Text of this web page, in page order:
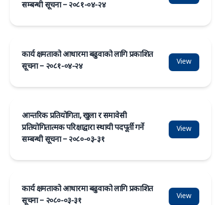
सम्बन्धी सूचना – २०८१-०४-२४
कार्य क्षमताको आधारमा बढुवाको लागि प्रकाशित
सूचना – २०८१-०४-२४
View
आन्तरिक प्रतियोगिता, खुला र समावेसी
प्रतियोगितात्मक परिक्षाद्वारा स्थायी पदपूर्ती गर्ने
सम्बन्धी सूचना – २०८०-०३-३१
View
कार्य क्षमताको आधारमा बढुवाको लागि प्रकाशित
सूचना – २०८०-०३-३१
View